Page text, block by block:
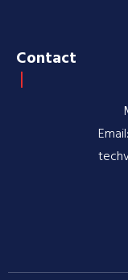
Contact